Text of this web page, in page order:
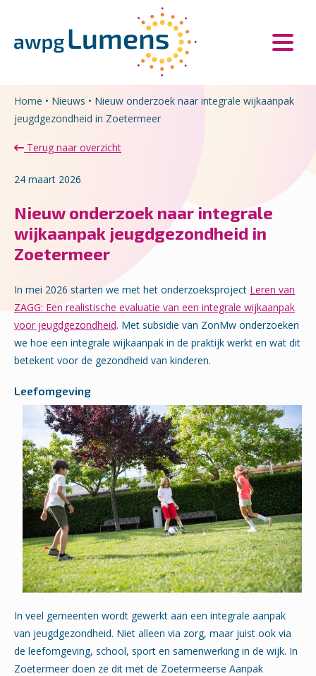
Home • Nieuws • Nieuw onderzoek naar integrale wijkaanpak
jeugdgezondheid in Zoetermeer
Terug naar overzicht
24 maart 2026
Nieuw onderzoek naar integrale
wijkaanpak jeugdgezondheid in
Zoetermeer
In mei 2026 starten we met het onderzoeksproject Leren van
ZAGG: Een realistische evaluatie van een integrale wijkaanpak
voor jeugdgezondheid. Met subsidie van ZonMw onderzoeken
we hoe een integrale wijkaanpak in de praktijk werkt en wat dit
betekent voor de gezondheid van kinderen.
Leefomgeving
In veel gemeenten wordt gewerkt aan een integrale aanpak
van jeugdgezondheid. Niet alleen via zorg, maar juist ook via
de leefomgeving, school, sport en samenwerking in de wijk. In
Zoetermeer doen ze dit met de Zoetermeerse Aanpak